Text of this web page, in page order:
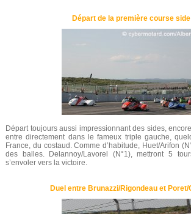
Départ de la première course
Départ toujours aussi impressionnant des sides,
entre directement dans le fameux triple gauche,
France, du costaud. Comme d’habitude, Huet/Arifon
des balles. Delannoy/Lavorel (N°1), mettront 5
s’envoler vers la victoire.
Duel entre Brunazzi/Rigondeau et Poret/